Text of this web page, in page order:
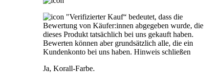
"Verifizierter Kauf“ bedeutet, dass die
Bewertung von Käufer:innen abgegeben wurde, die
dieses Produkt tatsächlich bei uns gekauft haben.
Bewerten können aber grundsätzlich alle, die ein
Kundenkonto bei uns haben. Hinweis schließen
Ja, Korall-Farbe.